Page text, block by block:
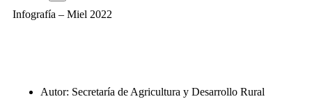
Infografía – Miel 2022
Autor: Secretaría de Agricultura y Desarrollo Rural